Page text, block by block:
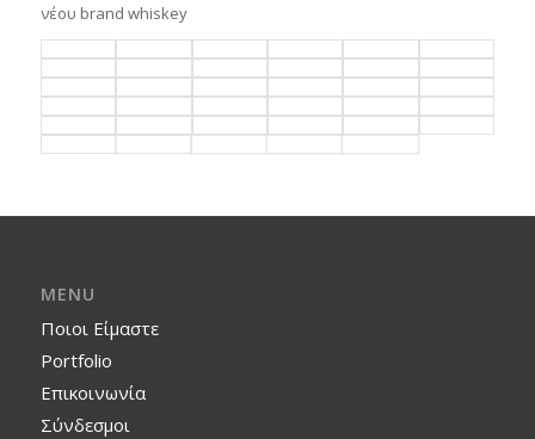
νέου brand whiskey
MENU
Ποιοι Είμαστε
Portfolio
Επικοινωνία
Σύνδεσμοι